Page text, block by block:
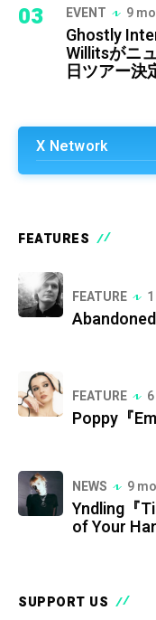
03 EVENT 9
Ghostly
Willitsがニ
日ツアー決
X Network
FEATURES
FEATURE
FEATURE
Poppy『
NEWS 9
Yndling『
of Your
SUPPORT US